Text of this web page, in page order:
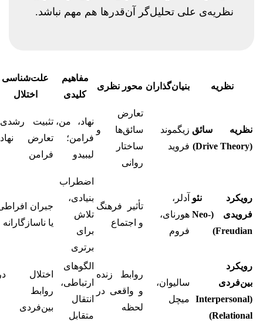
نظریه‌ی علی تحلیل‌گر آن‌قدرها هم مهم نباشد.
نظریه بنیان‌گذاران محور نظری
مفاهیم
کلیدی
علت‌شناسی
اختلال
نظریه سائق
(Drive Theory)
زیگموند
فروید
تعارض
سائق‌ها و
ساختار
روانی
نهاد، من،
فرامن؛
لیبیدو
تثبیت
تعارض
فرامن
رویکرد نئو
فرویدی (Neo-
Freudian)
آدلر،
هورنای،
فروم
تأثیر فرهنگ
و اجتماع
اضطراب
بنیادی،
تلاش
برای
برتری
جبران
یا ناسازگارانه
رویکرد
بین‌فردی
(Interpersonal
Relational)
سالیوان،
میچل
روابط زنده
و واقعی در
لحظه
الگوهای
ارتباطی،
انتقال
متقابل
اختلال
روابط
بین‌فردی